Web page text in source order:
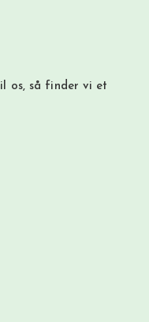
os, så finder vi et